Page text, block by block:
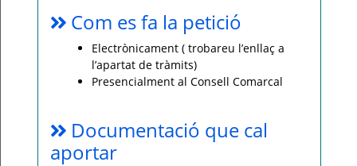
Com es fa la petició
Electrònicament ( trobareu l’enllaç a
l’apartat de tràmits)
Presencialment al Consell Comarcal
Documentació que cal
aportar